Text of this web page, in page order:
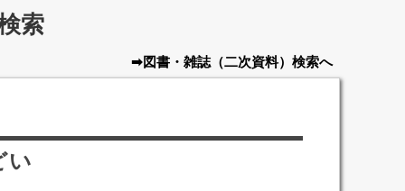
索
➡図書・雑誌（二次資料） 検索へ
い